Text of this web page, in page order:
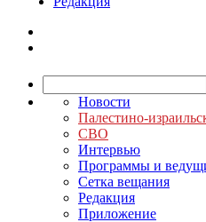
Новости
Палестино-
СВО
Интервью
Программы и
Сетка вещания
Редакция
Приложение